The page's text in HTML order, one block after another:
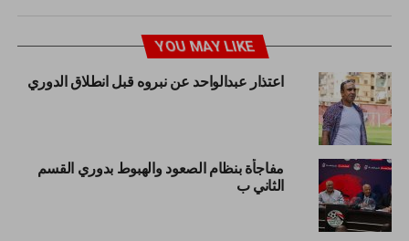
YOU MAY LIKE
اعتذار عبدالواحد عن نبروه قبل انطلاق الدوري
مفاجأة بنظام الصعود والهبوط بدوري القسم
الثاني ب